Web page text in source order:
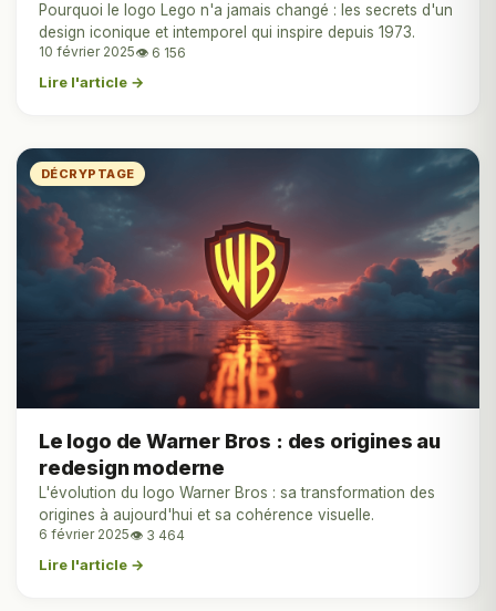
Pourquoi le logo Lego n'a jamais changé : les secrets d'un
design iconique et intemporel qui inspire depuis 1973.
10 février 2025👁 6 156
Lire l'article →
DÉCRYPTAGE
Le logo de Warner Bros : des origines au
redesign moderne
L'évolution du logo Warner Bros : sa transformation des
origines à aujourd'hui et sa cohérence visuelle.
6 février 2025👁 3 464
Lire l'article →